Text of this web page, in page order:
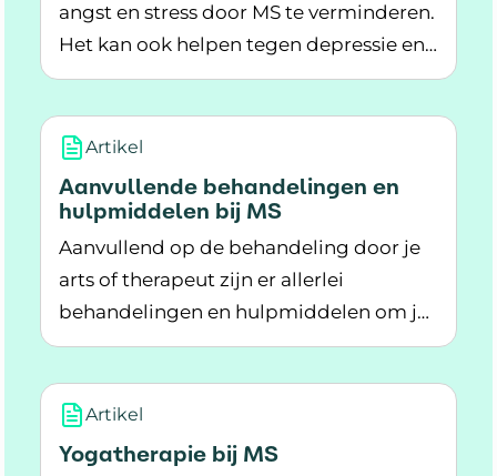
angst en stress door MS te verminderen.
Het kan ook helpen tegen depressie en
een wisselend humeur.
Lees meer over Meditatie bij MS
Artikel
Aanvullende behandelingen en
hulpmiddelen bij MS
Aanvullend op de behandeling door je
arts of therapeut zijn er allerlei
behandelingen en hulpmiddelen om je
beter te voelen. Wat past bij jou?
Lees meer over Aanvullende behandelingen
Artikel
Yogatherapie bij MS